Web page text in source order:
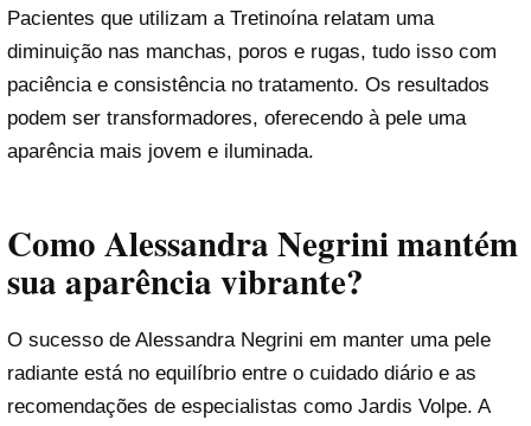
Pacientes que utilizam a Tretinoína relatam uma
diminuição nas manchas, poros e rugas, tudo isso com
paciência e consistência no tratamento. Os resultados
podem ser transformadores, oferecendo à pele uma
aparência mais jovem e iluminada.
Como Alessandra Negrini mantém
sua aparência vibrante?
O sucesso de Alessandra Negrini em manter uma pele
radiante está no equilíbrio entre o cuidado diário e as
recomendações de especialistas como Jardis Volpe. A